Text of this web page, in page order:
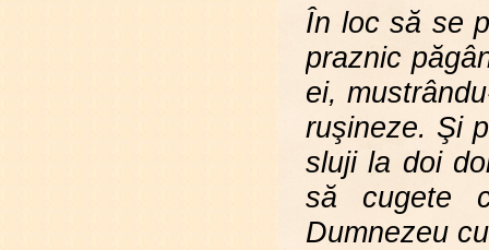
În loc să se
praznic
ei,
ruşineze. Şi
sluji la doi
să cugete
Dumnezeu